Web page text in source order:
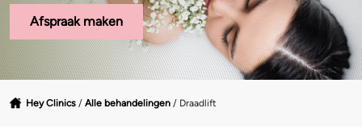
Afspraak maken
Hey Clinics / Alle behandelingen / Draadlift